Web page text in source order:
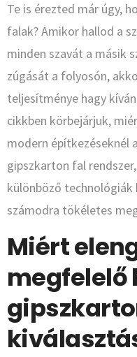
Te is érezted már úgy,
falak? Amikor hallod a
minden szavát a másik
zúgását a folyosón,
teljesítménye hagy
cikkben körbejárjuk,
modern építkezéseknél
gipszkarton fal
különböző
számodra tökéletes
Miért
megfelelő